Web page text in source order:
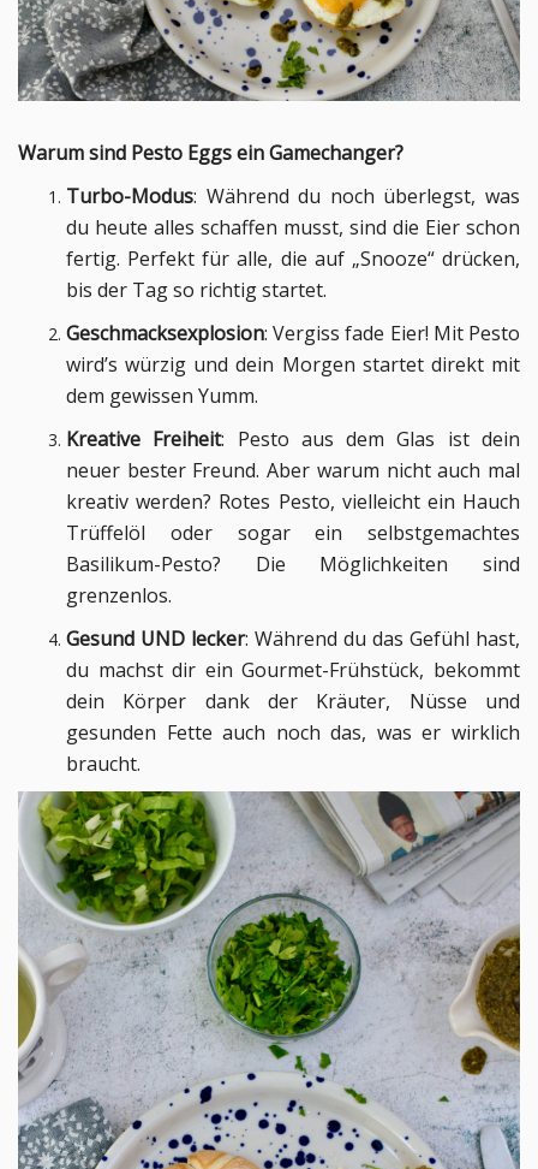
Warum sind Pesto Eggs ein Gamechanger?
Turbo-Modus: Während du noch überlegst, was
du heute alles schaffen musst, sind die Eier schon
fertig. Perfekt für alle, die auf „Snooze“ drücken,
bis der Tag so richtig startet.
Geschmacksexplosion: Vergiss fade Eier! Mit Pesto
wird’s würzig und dein Morgen startet direkt mit
dem gewissen Yumm.
Kreative Freiheit: Pesto aus dem Glas ist dein
neuer bester Freund. Aber warum nicht auch mal
kreativ werden? Rotes Pesto, vielleicht ein Hauch
Trüffelöl oder sogar ein selbstgemachtes
Basilikum-Pesto? Die Möglichkeiten sind
grenzenlos.
Gesund UND lecker: Während du das Gefühl hast,
du machst dir ein Gourmet-Frühstück, bekommt
dein Körper dank der Kräuter, Nüsse und
gesunden Fette auch noch das, was er wirklich
braucht.